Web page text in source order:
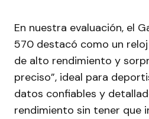
En nuestra evaluación, el
570 destacó como un
de alto rendimiento y
preciso”, ideal para
datos confiables y
rendimiento sin tener que